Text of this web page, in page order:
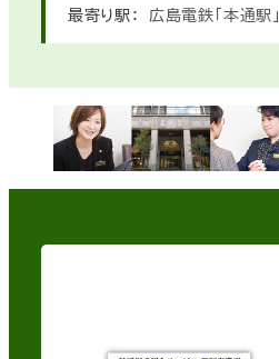
最寄り駅： 広島電鉄「本通駅」